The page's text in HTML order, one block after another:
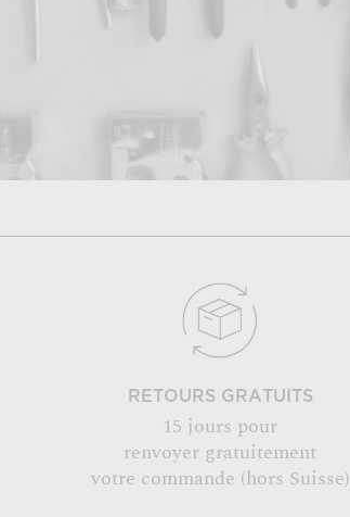
RETOURS GRATUITS
15 jours pour
renvoyer gratuitement
votre commande (hors Suisse)